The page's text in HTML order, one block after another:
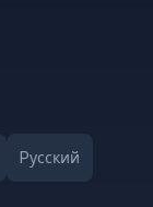
Pусский